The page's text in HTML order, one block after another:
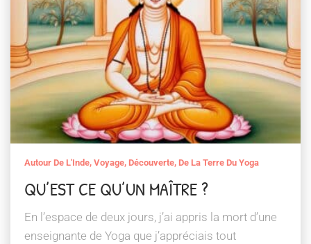
Autour De L'Inde, Voyage, Découverte, De La Terre Du Yoga
QU’EST CE QU’UN MAÎTRE ?
En l’espace de deux jours, j’ai appris la mort d’une
enseignante de Yoga que j’appréciais tout